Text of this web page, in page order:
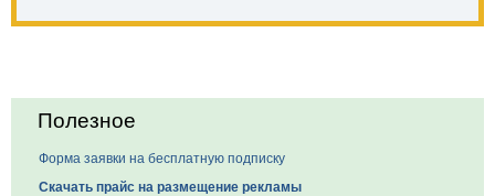
Полезное
Форма заявки на бесплатную подписку
Скачать прайс на размещение рекламы